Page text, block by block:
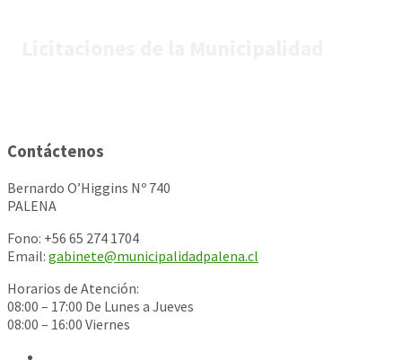
Contáctenos
Bernardo O’Higgins Nº 740
PALENA
Fono: +56 65 274 1704
Email: gabinete@municipalidadpalena.cl
Horarios de Atención:
08:00 – 17:00 De Lunes a Jueves
08:00 – 16:00 Viernes